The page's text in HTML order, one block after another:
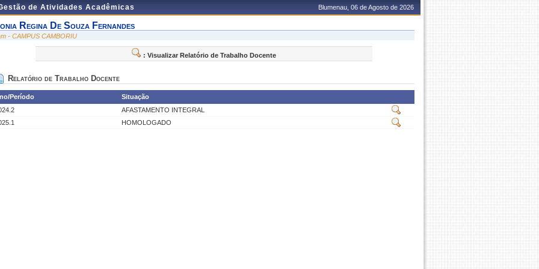
de Atividades Acadêmicas Blumenau, 06 de Agosto de 2026
Regina De Souza Fernandes
- CAMPUS CAMBORIU
: Visualizar Relatório de Trabalho Docente
Relatório de Trabalho Docente
Período
Situação
AFASTAMENTO INTEGRAL
HOMOLOGADO